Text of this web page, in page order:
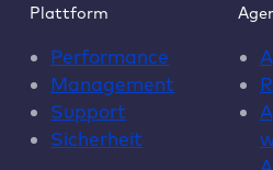
Plattform
Performance
Management
Support
Sicherheit